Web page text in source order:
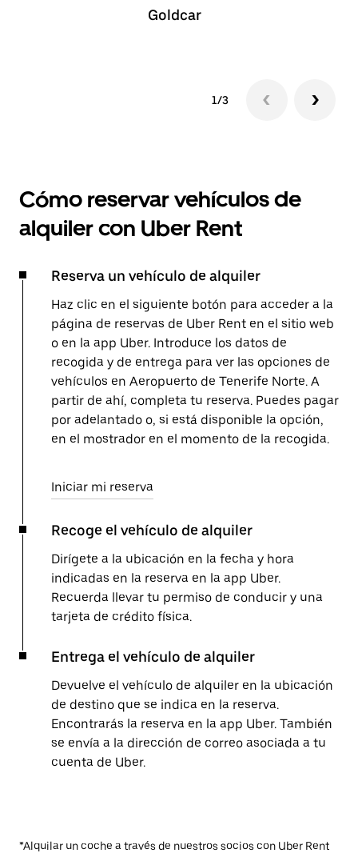
Goldcar
1/3
Cómo reservar vehículos de
alquiler con Uber Rent
Reserva un vehículo de alquiler
Haz clic en el siguiente botón para acceder a la
página de reservas de Uber Rent en el sitio web
o en la app Uber. Introduce los datos de
recogida y de entrega para ver las opciones de
vehículos en Aeropuerto de Tenerife Norte. A
partir de ahí, completa tu reserva. Puedes pagar
por adelantado o, si está disponible la opción,
en el mostrador en el momento de la recogida.
Iniciar mi reserva
Recoge el vehículo de alquiler
Dirígete a la ubicación en la fecha y hora
indicadas en la reserva en la app Uber.
Recuerda llevar tu permiso de conducir y una
tarjeta de crédito física.
Entrega el vehículo de alquiler
Devuelve el vehículo de alquiler en la ubicación
de destino que se indica en la reserva.
Encontrarás la reserva en la app Uber. También
se envía a la dirección de correo asociada a tu
cuenta de Uber.
*Alquilar un coche a través de nuestros socios con Uber Rent